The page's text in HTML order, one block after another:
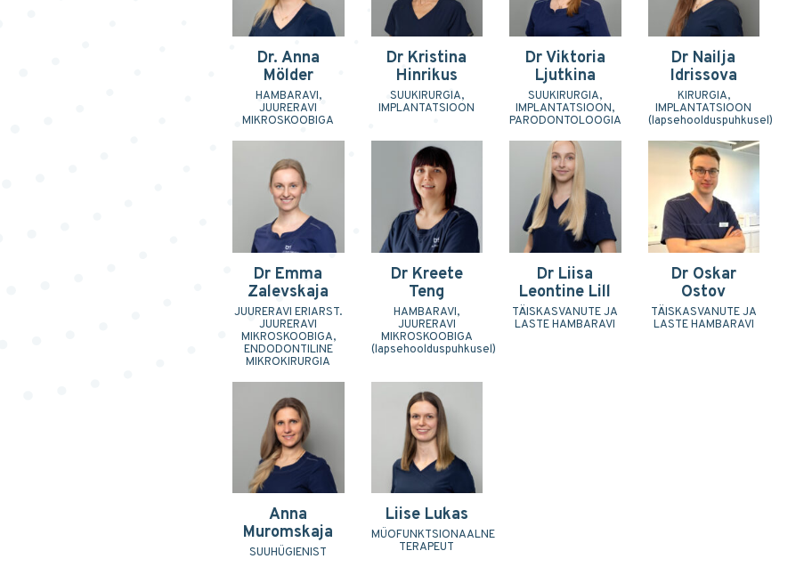
Dr. Anna
Mölder
HAMBARAVI,
JUURERAVI
MIKROSKOOBIGA
Dr Kristina
Hinrikus
SUUKIRURGIA,
IMPLANTATSIOON
Dr Viktoria
Ljutkina
SUUKIRURGIA,
IMPLANTATSIOON,
PARODONTOLOOGIA
Dr Nailja
Idrissova
KIRURGIA,
IMPLANTATSIOON
(lapsehoolduspuhkusel)
Dr Emma
Zalevskaja
JUURERAVI ERIARST.
JUURERAVI
MIKROSKOOBIGA,
ENDODONTILINE
MIKROKIRURGIA
Dr Kreete
Teng
HAMBARAVI,
JUURERAVI
MIKROSKOOBIGA
(lapsehoolduspuhkusel)
Dr Liisa
Leontine Lill
TÄISKASVANUTE JA
LASTE HAMBARAVI
Dr Oskar
Ostov
TÄISKASVANUTE JA
LASTE HAMBARAVI
Anna
Muromskaja
SUUHÜGIENIST
Liise Lukas
MÜOFUNKTSIONAALNE
TERAPEUT